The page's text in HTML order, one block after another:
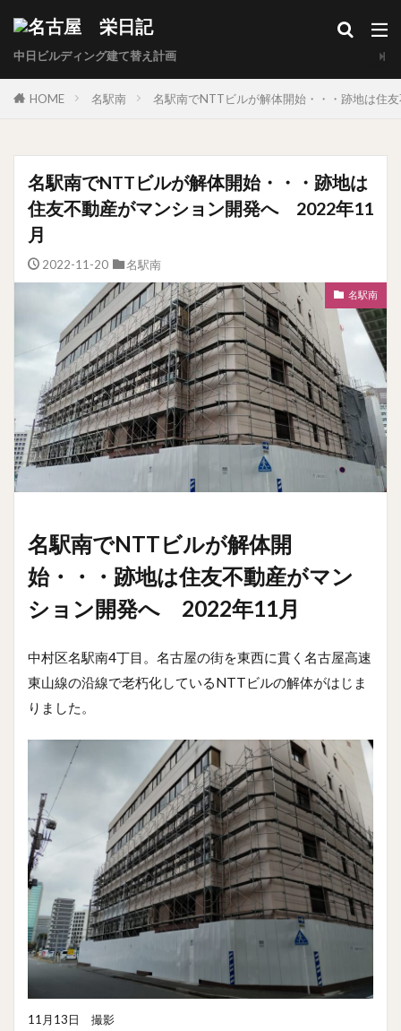
中日ビルディング建て替え計画
HOME 名駅南 名駅南でNTTビルが解体開始・・・跡地は住
名駅南でNTTビルが解体開始・・・跡地は
住友不動産がマンション開発へ 2022年11
月
2022-11-20 名駅南
名駅南
名駅南でNTTビルが解体開
始・・・跡地は住友不動産がマン
ション開発へ 2022年11月
中村区名駅南4丁目。名古屋の街を東西に貫く名古屋高速
東山線の沿線で老朽化しているNTTビルの解体がはじま
りました。
11月13日 撮影